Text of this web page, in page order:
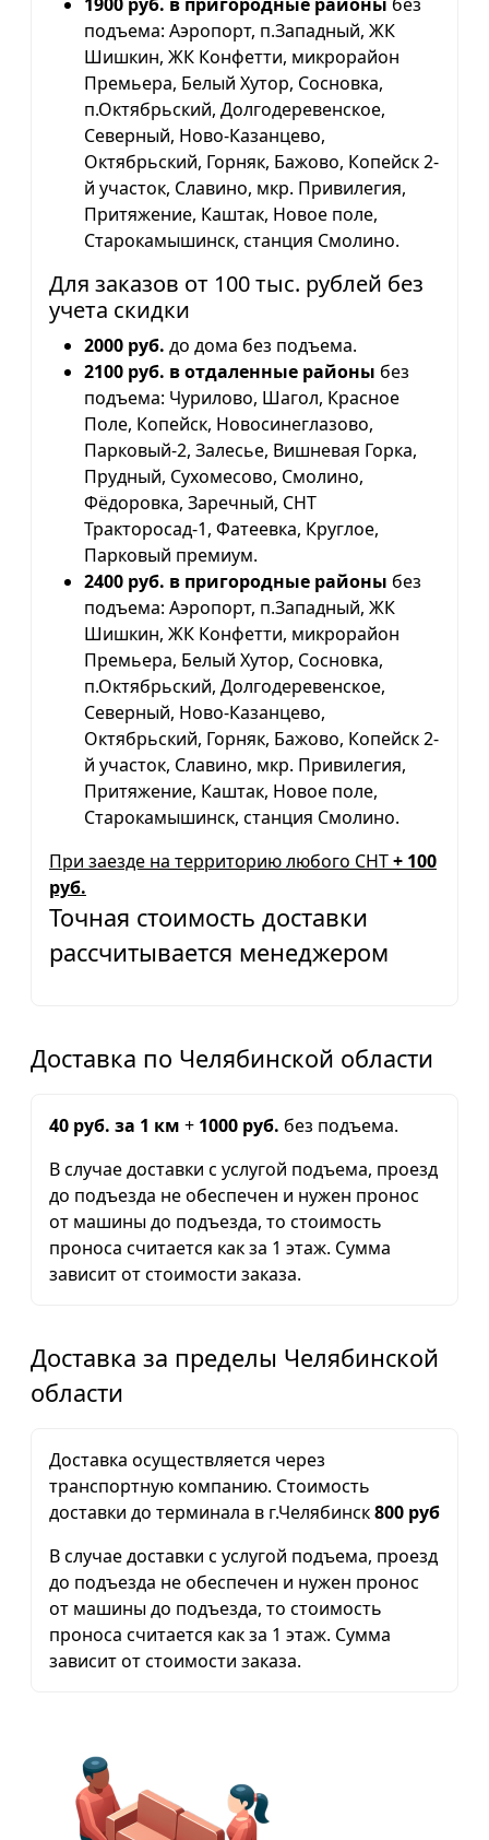
подъема: Аэропорт, п.Западный, ЖК
Шишкин, ЖК Конфетти, микрорайон
Премьера, Белый Хутор, Сосновка,
п.Октябрьский, Долгодеревенское,
Северный, Ново-Казанцево,
Октябрьский, Горняк, Бажово, Копейск 2-
й участок, Славино, мкр. Привилегия,
Притяжение, Каштак, Новое поле,
Старокамышинск, станция Смолино.
Для заказов от 100 тыс. рублей без
учета скидки
2000 руб. до дома без подъема.
2100 руб. в отдаленные районы без
подъема: Чурилово, Шагол, Красное
Поле, Копейск, Новосинеглазово,
Парковый-2, Залесье, Вишневая Горка,
Прудный, Сухомесово, Смолино,
Фёдоровка, Заречный, СНТ
Тракторосад-1, Фатеевка, Круглое,
Парковый премиум.
2400 руб. в пригородные районы без
подъема: Аэропорт, п.Западный, ЖК
Шишкин, ЖК Конфетти, микрорайон
Премьера, Белый Хутор, Сосновка,
п.Октябрьский, Долгодеревенское,
Северный, Ново-Казанцево,
Октябрьский, Горняк, Бажово, Копейск 2-
й участок, Славино, мкр. Привилегия,
Притяжение, Каштак, Новое поле,
Старокамышинск, станция Смолино.
При заезде на территорию любого СНТ+ 100
руб.
Точная стоимость доставки
рассчитывается менеджером
Доставка по Челябинской области
40 руб. за 1 км + 1000 руб. без подъема.
В случае доставки с услугой подъема, проезд
до подъезда не обеспечен и нужен пронос
от машины до подъезда, то стоимость
проноса считается как за 1 этаж. Сумма
зависит от стоимости заказа.
Доставка за пределы Челябинской
области
Доставка осуществляется через
транспортную компанию. Стоимость
доставки до терминала в г.Челябинск800 руб
В случае доставки с услугой подъема, проезд
до подъезда не обеспечен и нужен пронос
от машины до подъезда, то стоимость
проноса считается как за 1 этаж. Сумма
зависит от стоимости заказа.